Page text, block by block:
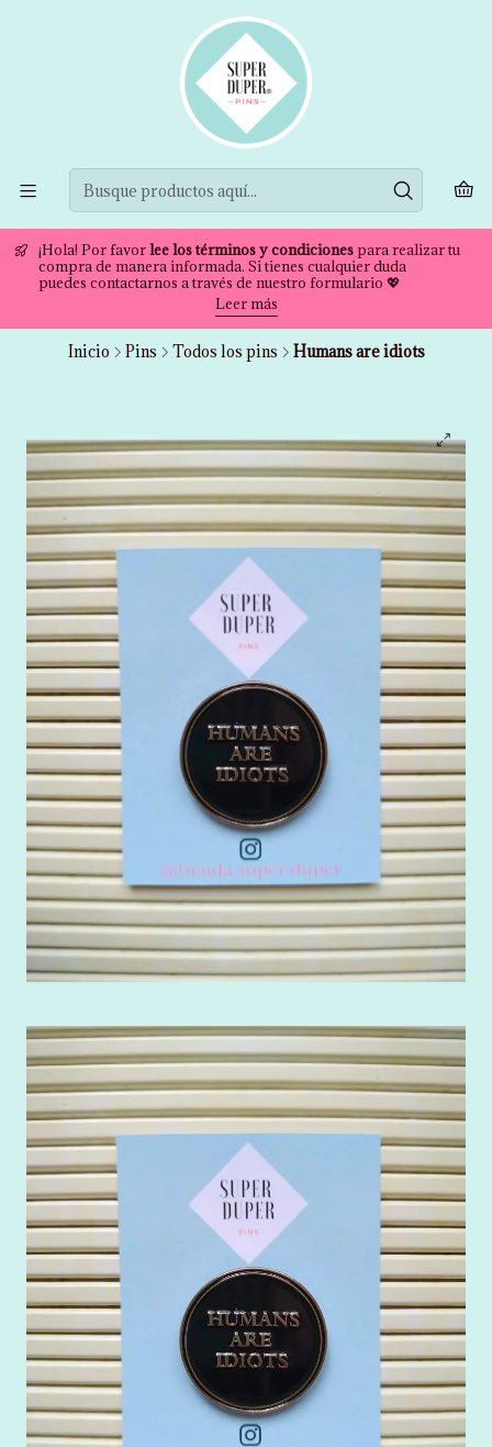
¡Hola! Por favorlee los términos y condicionespara realizar tu
compra de manera informada. Si tienes cualquier duda
puedes contactarnos a través de nuestro formulario 💖
Leer más
Inicio Pins Todos los pins Humans are idiots